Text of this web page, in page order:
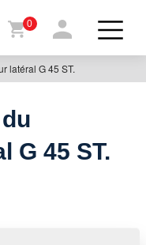
0
latéral G 45 ST.
G 45 ST.